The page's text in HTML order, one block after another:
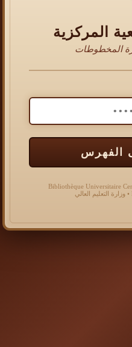
المركزية
المخطوطات
الفهرس